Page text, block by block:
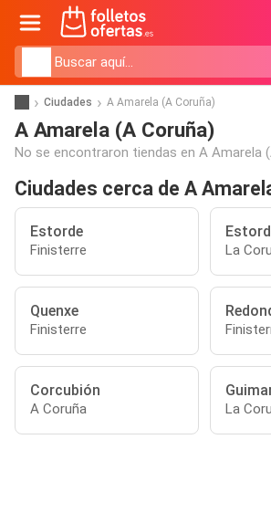
Ciudades A Amarela (A Coruña)
A Amarela (A Coruña)
No se encontraron tiendas en A Amarela
Ciudades cerca de A
Estorde
Finisterre La
Quenxe
Finisterre
Corcubión
A Coruña La